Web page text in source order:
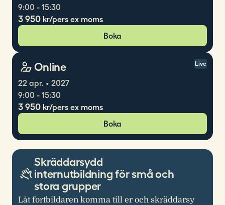
9:00 - 15:30
3 950 kr/pers ex moms
Boka
Live
Online
22 apr. • 2027
9:00 - 15:30
3 950 kr/pers ex moms
Boka
Skräddarsydd
internutbildning för små och
stora grupper
Låt fortbildaren komma till er och skräddarsy